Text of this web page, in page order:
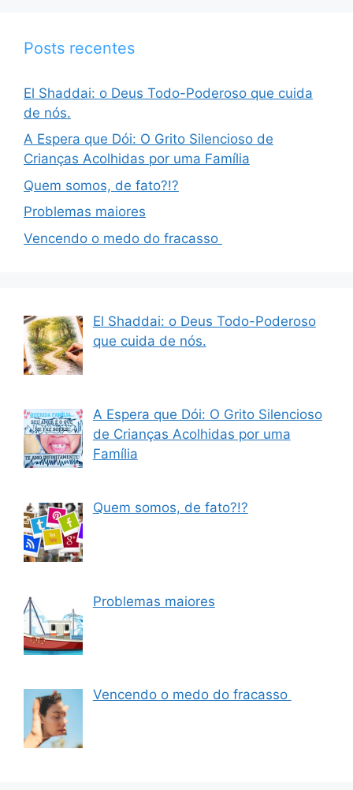
Posts recentes
El Shaddai: o Deus Todo-Poderoso que cuida
de nós.
A Espera que Dói: O Grito Silencioso de
Crianças Acolhidas por uma Família
Quem somos, de fato?!?
Problemas maiores
Vencendo o medo do fracasso
El Shaddai: o Deus Todo-Poderoso
que cuida de nós.
A Espera que Dói: O Grito Silencioso
de Crianças Acolhidas por uma
Família
Quem somos, de fato?!?
Problemas maiores
Vencendo o medo do fracasso